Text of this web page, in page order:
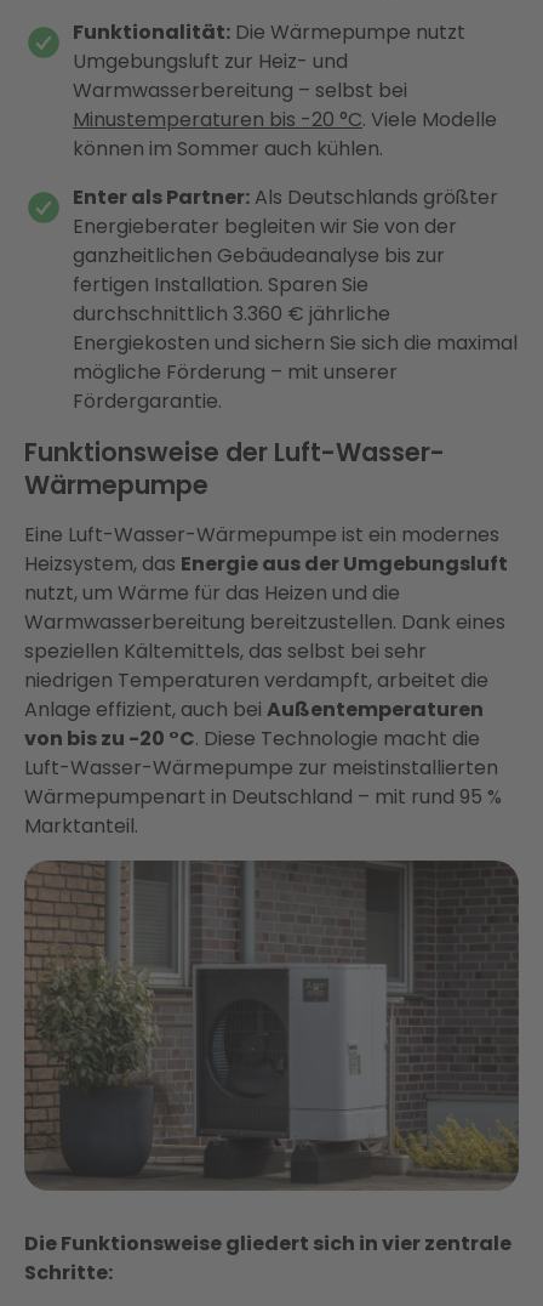
Funktionalität: Die Wärmepumpe nutzt
Umgebungsluft zur Heiz- und
Warmwasserbereitung – selbst bei
Minustemperaturen bis -20 °C. Viele Modelle
können im Sommer auch kühlen.
Enter als Partner: Als Deutschlands größter
Energieberater begleiten wir Sie von der
ganzheitlichen Gebäudeanalyse bis zur
fertigen Installation. Sparen Sie
durchschnittlich 3.360 € jährliche
Energiekosten und sichern Sie sich die maximal
mögliche Förderung – mit unserer
Fördergarantie.
Funktionsweise der Luft-Wasser-
Wärmepumpe
Eine Luft-Wasser-Wärmepumpe ist ein modernes
Heizsystem, das Energie aus der Umgebungsluft
nutzt, um Wärme für das Heizen und die
Warmwasserbereitung bereitzustellen. Dank eines
speziellen Kältemittels, das selbst bei sehr
niedrigen Temperaturen verdampft, arbeitet die
Anlage effizient, auch bei Außentemperaturen
von bis zu -20 °C. Diese Technologie macht die
Luft-Wasser-Wärmepumpe zur meistinstallierten
Wärmepumpenart in Deutschland – mit rund 95 %
Marktanteil.
Die Funktionsweise gliedert sich in vier zentrale
Schritte: